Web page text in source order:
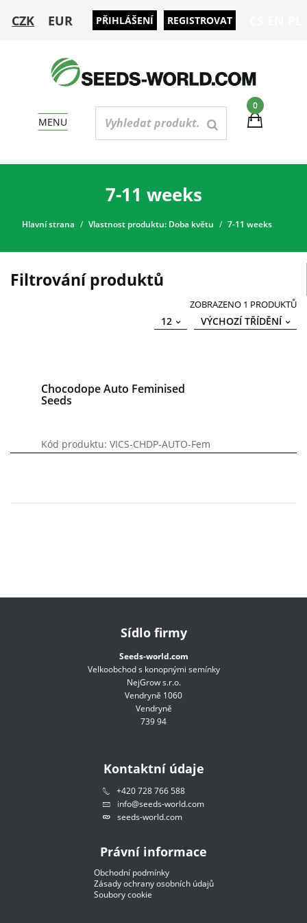
CZK EUR PŘIHLÁŠENÍ REGISTROVAT
0
MENU
7-11 weeks
Hlavní strana Vlastnost produktu: Doba květu 7-11 weeks
Filtrování produktů
ZOBRAZENO 1 PRODUKTŮ
VÝCHOZÍ TŘÍDĚNÍ
12
Chocodope Auto Feminised
Seeds
Kód produktu: VICS-CHDP-AUTO-Fem
Sídlo firmy
Seeds-world.com
Velkoobchod s konopnými semínky
NejGrow s.r.o.
Vendryně 1060
Vendryně
739 94
Kontaktní údaje
+420 728 766 588
info@seeds-world.com
seeds-world.com
Právní informace
Obchodní podmínky
Zásady ochrany osobních údajů
Soubory cookie